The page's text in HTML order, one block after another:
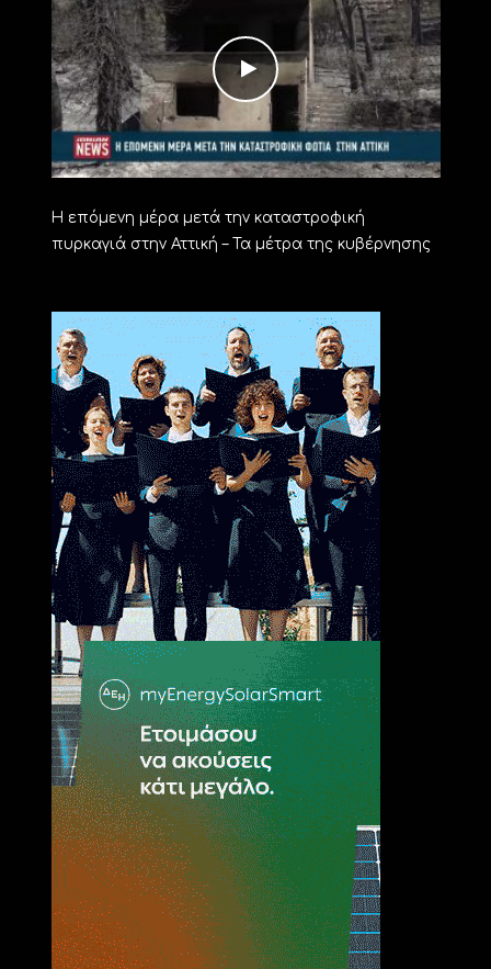
H επόμενη μέρα μετά την καταστροφική
πυρκαγιά στην Αττική – Τα μέτρα της κυβέρνησης